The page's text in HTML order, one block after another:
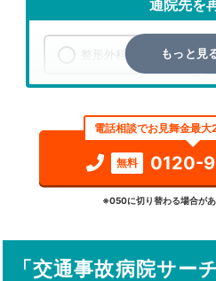
通院先を
整形外科
検索する
詳細条件で
駅から探す
もっと見
電話相談でお見舞金最
無料 0120-
※050に切り替わる場合があ
「交通事故病院サー